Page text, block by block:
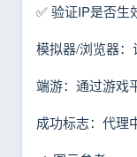
✅ 验证IP是否生
模拟器/浏览器
端游：通过游戏
成功标志：代理